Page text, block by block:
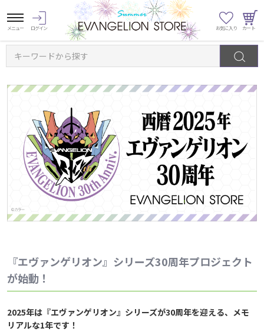
キーワードから探す
『エヴァンゲリオン』シリーズ30周年プロジェクト
が始動！
2025年は『エヴァンゲリオン』シリーズが30周年を迎える、メモ
リアルな1年です！